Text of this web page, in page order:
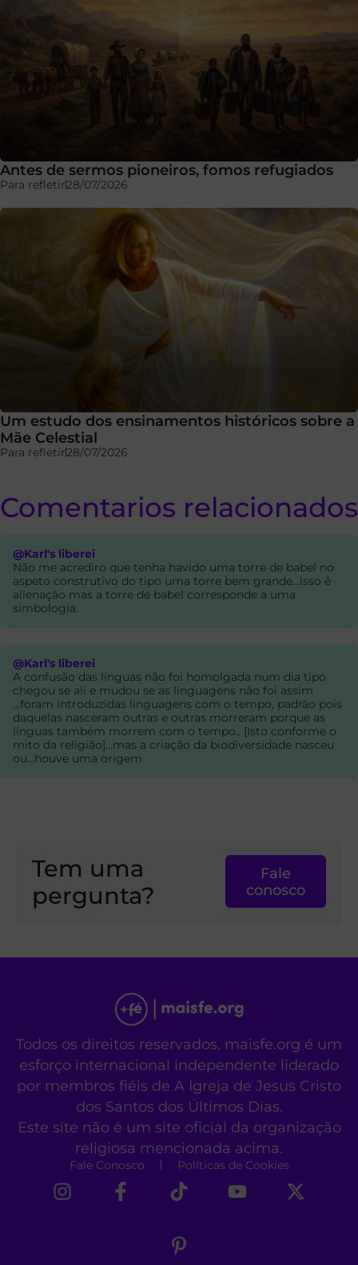
Antes de sermos pioneiros, fomos refugiados
Para refletir28/07/2026
Um estudo dos ensinamentos históricos sobre a
Mãe Celestial
Para refletir28/07/2026
Comentarios relacionados
@Karl's liberei
Não me acrediro que tenha havido uma torre de babel no
aspeto construtivo do tipo uma torre bem grande...isso ê
alienação mas a torre de babel corresponde a uma
simbologia.
@Karl's liberei
A confusão das línguas não foi homolgada num dia tipo
chegou se ali e mudou se as linguagens não foi assim
...foram introduzidas linguagens com o tempo, padrão pois
daquelas nasceram outras e outras morreram porque as
línguas também morrem com o tempo.. [Isto conforme o
mito da religião]...mas a criação da biodiversidade nasceu
ou...houve uma origem
Tem uma
pergunta?
Fale
conosco
Todos os direitos reservados. maisfe.org é um
esforço internacional independente liderado
por membros fiéis de A Igreja de Jesus Cristo
dos Santos dos Últimos Dias.
Este site não é um site oficial da organização
religiosa mencionada acima.
Fale Conosco Políticas de Cookies